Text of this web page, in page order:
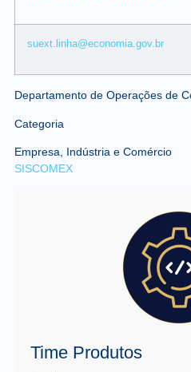
suext.linha@economia.gov.br
Departamento de Operações de
Categoria
Empresa, Indústria e Comércio
SISCOMEX
Time Produtos